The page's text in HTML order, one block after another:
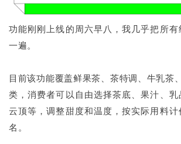
功能刚刚上线的周六早八，我几乎把所有
一遍。
目前该功能覆盖鲜果茶、茶特调、牛乳茶
类，消费者可以自由选择茶底、果汁、乳
云顶等，调整甜度和温度，按实际用料
名。